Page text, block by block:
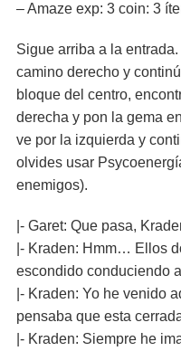
– Amaze exp: 3 coin: 3
Sigue arriba a la
camino derecho y
bloque del centro,
derecha y pon la gema
ve por la izquierda y
olvides usar
enemigos).
|- Garet: Que pasa,
|- Kraden: Hmm… Ellos
escondido conduciendo
|- Kraden: Yo he venido
pensaba que esta
|- Kraden: Siempre he